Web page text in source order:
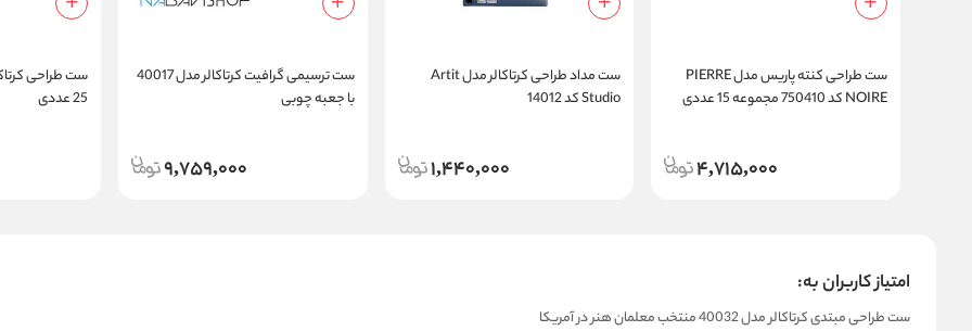
ست طراحی کنته پاریس مدل PIERRE
NOIRE کد 750410 مجموعه 15 عددی
4,715,000
ست مداد طراحی کرتاکالر مدل Artit
Studio کد 14012
1,440,000
ست ترسیمی گرافیت کرتاکالر مدل 40017
با جعبه چوبی
9,759,000
25 عددی
امتیاز کاربران به:
ست طراحی مبتدی کرتاکالر مدل 40032 منتخب معلمان هنر در آمریکا